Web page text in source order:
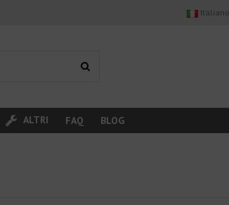
Italiano
ALTRI FAQ BLOG